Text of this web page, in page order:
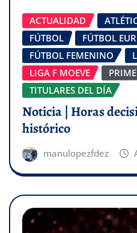
ACTUALIDAD
FÚTBOL
FÚTBOL
FÚTBOL FEMENINO
LIGA F MOEVE
TITULARES DEL DÍA
Noticia | Horas
histórico
manulopezfdez